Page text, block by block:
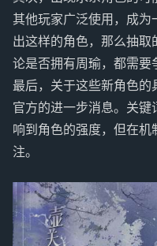
其他玩家广泛使用，成为
出这样的角色，那么抽
论是否拥有周瑜，都需要
最后，关于这些新角色的
官方的进一步消息。关
响到角色的强度，但在
注。